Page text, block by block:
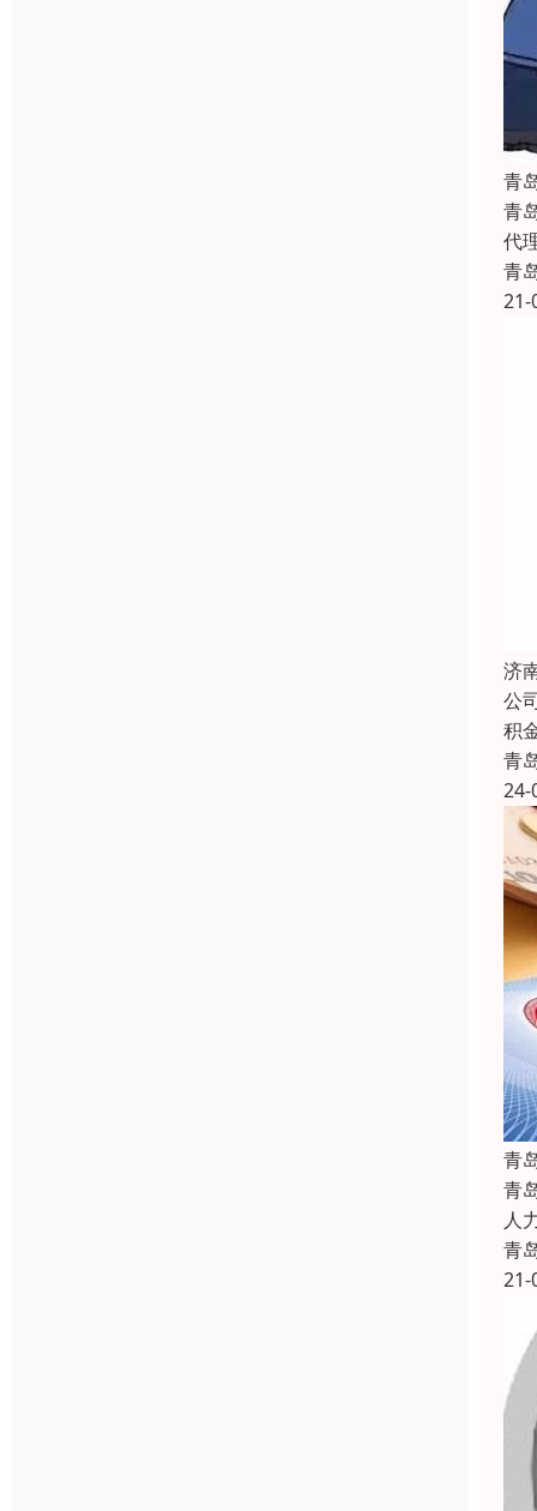
青
青
代
青
21-
济
公
积
青
24-
青
青
人
青
21-